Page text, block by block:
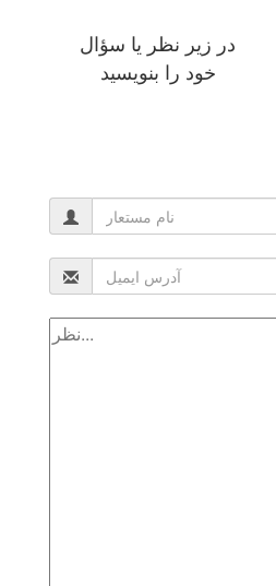
در زیر نظر یا سؤال
خود را بنویسید